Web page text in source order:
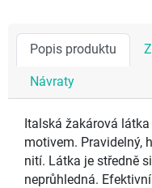
Popis produktu
Návraty
Italská žakárová
motivem. Pravidelný,
nití. Látka je středně
neprůhledná.